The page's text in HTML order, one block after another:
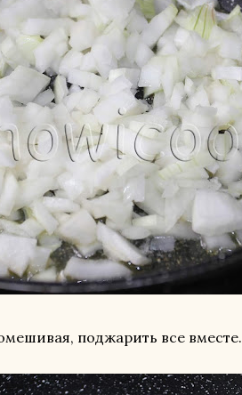
поджарить все вместе.